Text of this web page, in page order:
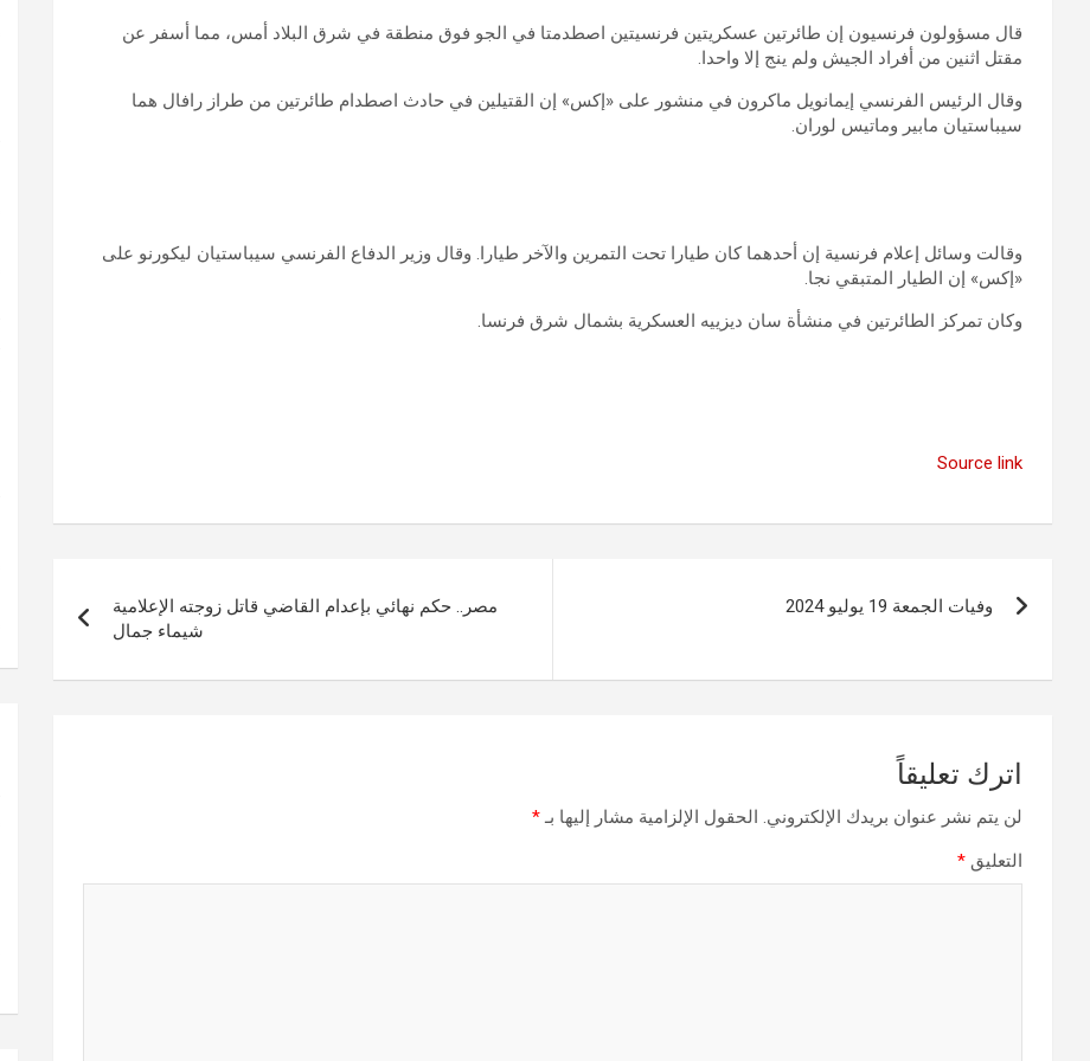
قال مسؤولون فرنسيون إن طائرتين عسكريتين فرنسيتين اصطدمتا في الجو فوق منطقة في شرق البلاد أمس، مما أسفر عن
مقتل اثنين من أفراد الجيش ولم ينج إلا واحدا.
وقال الرئيس الفرنسي إيمانويل ماكرون في منشور على «إكس» إن القتيلين في حادث اصطدام طائرتين من طراز رافال هما
سيباستيان مابير وماتيس لوران.
وقالت وسائل إعلام فرنسية إن أحدهما كان طيارا تحت التمرين والآخر طيارا. وقال وزير الدفاع الفرنسي سيباستيان ليكورنو على
«إكس» إن الطيار المتبقي نجا.
وكان تمركز الطائرتين في منشأة سان ديزييه العسكرية بشمال شرق فرنسا.
Source link
المقالات
وفيات الجمعة 19 يوليو 2024
مصر.. حكم نهائي بإعدام القاضي قاتل زوجته الإعلامية
شيماء جمال
اترك تعليقاً
لن يتم نشر عنوان بريدك الإلكتروني. الحقول الإلزامية مشار إليها بـ*
التعليق *